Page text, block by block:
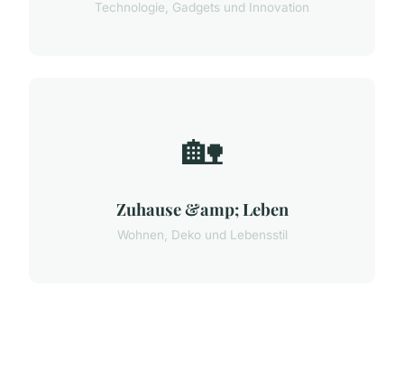
Technologie, Gadgets und Innovation
🏡
Zuhause &amp; Leben
Wohnen, Deko und Lebensstil